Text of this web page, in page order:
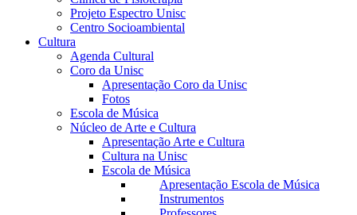
Projeto Espectro Unisc
Centro Socioambiental
Cultura
Agenda Cultural
Coro da Unisc
Apresentação Coro da Unisc
Fotos
Escola de Música
Núcleo de Arte e Cultura
Apresentação Arte e Cultura
Cultura na Unisc
Escola de Música
Apresentação Escola de Música
Instrumentos